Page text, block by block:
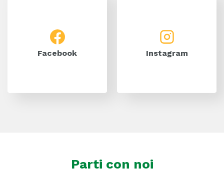
Facebook Instagram
Parti con noi